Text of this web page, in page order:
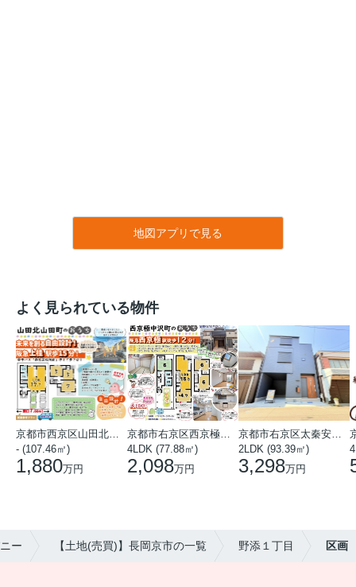
地図アプリで見る
よく見られている物件
- (107.46㎡)
1,880万円
4LDK (77.88㎡)
2,098万円
2LDK (93.39㎡)
3,298万円
ー 【土地(売買)】長岡京市の一覧 野添１丁目 区画